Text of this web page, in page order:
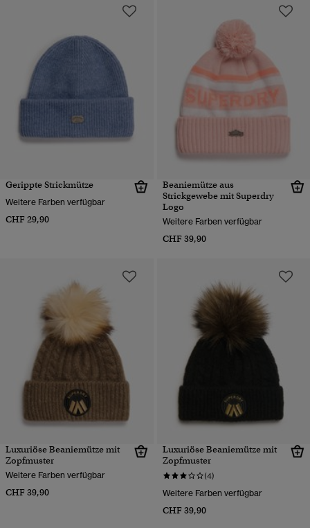
Gerippte Strickmütze
Weitere Farben verfügbar
CHF 29,90
Beaniemütze aus
Strickgewebe mit Superdry
Logo
Weitere Farben verfügbar
CHF 39,90
Luxuriöse Beaniemütze mit
Zopfmuster
Weitere Farben verfügbar
CHF 39,90
Luxuriöse Beaniemütze mit
Zopfmuster
(4)
Weitere Farben verfügbar
CHF 39,90